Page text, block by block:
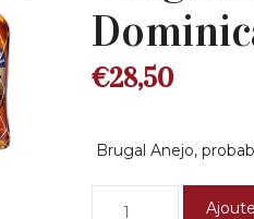
€28,50
Brugal Anejo,